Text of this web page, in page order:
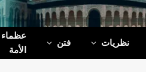
نظریات فتن
عظماء‌
الأمة